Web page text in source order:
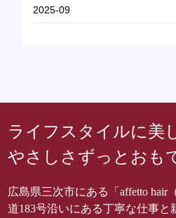
2025-09
ライフスタイルに美
やさしさずっとおも
広島県三次市にある「affetto hair
道183号沿いにある丁寧な仕事と